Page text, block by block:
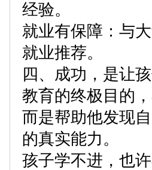
经验。
就业有保障：与
就业推荐。
四、成功，是让
教育的终极目的
而是帮助他发现
的真实能力。
孩子学不进，也